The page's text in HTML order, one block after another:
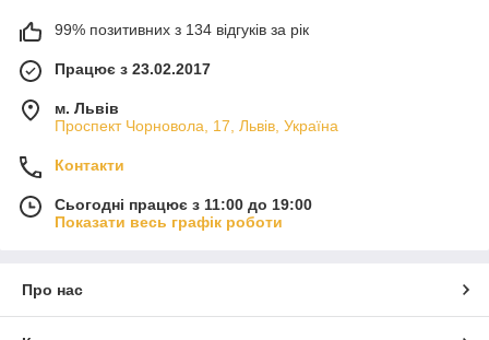
99% позитивних з 134 відгуків за рік
Працює з 23.02.2017
м. Львів
Проспект Чорновола, 17, Львів, Україна
Контакти
Сьогодні працює з 11:00 до 19:00
Показати весь графік роботи
Про нас